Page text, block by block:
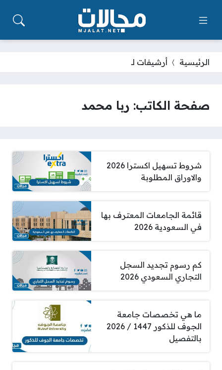
الرئيسية أرشيفات لـ
صفحة الكاتب: ربا محمد
شروط تسهيل اكسترا 2026
والاوراق المطلوبة
قائمة الجامعات المعترف بها
في السعودية 2026
كم رسوم تجديد السجل
التجاري السعودي 2026
ما هي تخصصات جامعة
الجوف للذكور 1447 / 2026
بالتفصيل